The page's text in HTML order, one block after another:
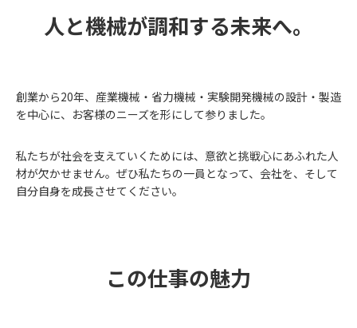
人と機械が調和する未来へ。
創業から20年、産業機械・省力機械・実験開発機械の設計・製造
を中心に、お客様のニーズを形にして参りました。
私たちが社会を支えていくためには、意欲と挑戦心にあふれた人
材が欠かせません。ぜひ私たちの一員となって、会社を、そして
自分自身を成長させてください。
この仕事の魅力